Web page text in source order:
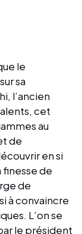
le
sa
l’ancien
cet
au
de
en si
finesse de
de
à convaincre
L’on se
le président